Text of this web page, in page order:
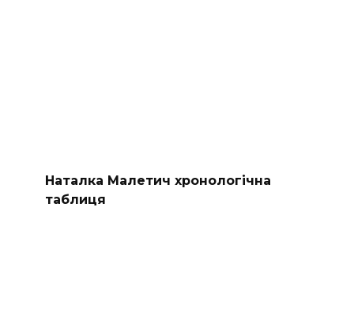
Наталка Малетич хронологічна
таблиця